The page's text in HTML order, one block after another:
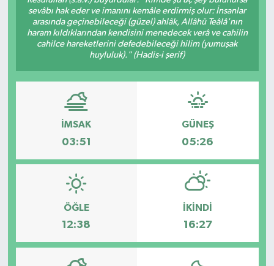
sevâbı hak eder ve imanını kemâle erdirmiş olur: İnsanlar
arasında geçinebileceği (güzel) ahlâk, Allâhü Teâlâ'nın
haram kıldıklarından kendisini menedecek verâ ve cahilin
cahilce hareketlerini defedebileceği hilim (yumuşak
huyluluk)." (Hadis-i şerif)
İMSAK
03:51
GÜNEŞ
05:26
ÖĞLE
12:38
İKINDI
16:27
Hakkari Haber
İLGİNÇ HABERLER
KADIN
MAGAZİN
MAKALE
POLİTİKA
REKLAM